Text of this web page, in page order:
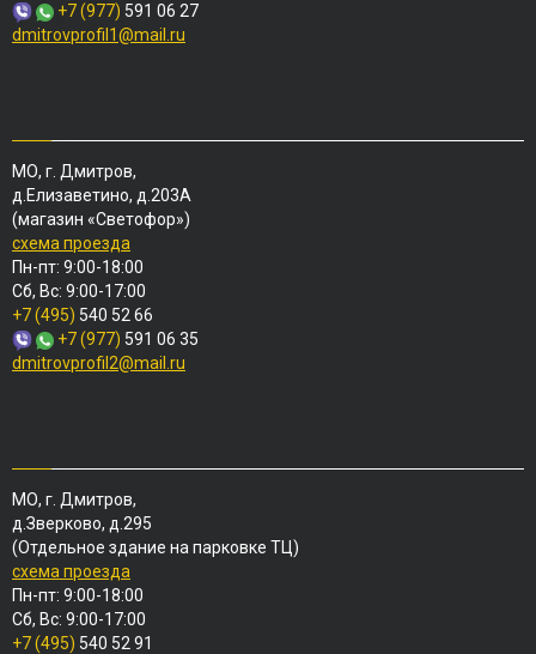
+7 (977) 591 06 27
dmitrovprofil1@mail.ru
МО, г. Дмитров,
д.Елизаветино, д.203А
(магазин «Светофор»)
схема проезда
Пн-пт: 9:00-18:00
Сб, Вс: 9:00-17:00
+7 (495) 540 52 66
+7 (977) 591 06 35
dmitrovprofil2@mail.ru
МО, г. Дмитров,
д.Зверково, д.295
(Отдельное здание на парковке ТЦ)
схема проезда
Пн-пт: 9:00-18:00
Сб, Вс: 9:00-17:00
+7 (495) 540 52 91